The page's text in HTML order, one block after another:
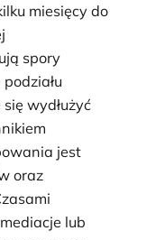
miesięcy do
spory
wydłużyć
jest
oraz
lub